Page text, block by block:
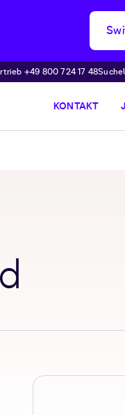
+49 800 724 17 48Suche
KONTAKT